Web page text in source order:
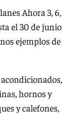
Ahora 3, 6,
el 30 de junio
ejemplos de
hornos y
y calefones,